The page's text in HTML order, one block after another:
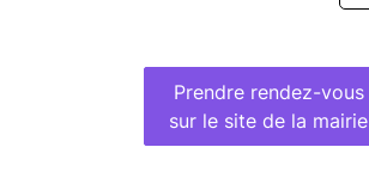
Prendre rendez-vous
sur le site de la mairie